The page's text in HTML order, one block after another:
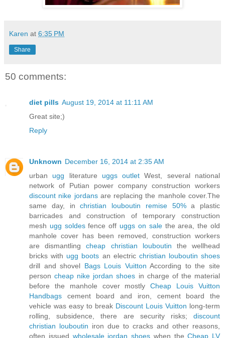
Karen at 6:35 PM
Share
50 comments:
diet pills August 19, 2014 at 11:11 AM
Great site;)
Reply
Unknown December 16, 2014 at 2:35 AM
urban ugg literature uggs outlet West, several national
network of Putian power company construction workers
discount nike jordansare replacing the manhole cover.The
same day, inchristian louboutin remise 50%a plastic
barricades and construction of temporary construction
mesh ugg soldesfence off uggs on salethe area, the old
manhole cover has been removed, construction workers
are dismantlingcheap christian louboutin the wellhead
bricks with ugg boots an electric christian louboutin shoes
drill and shovel Bags Louis Vuitton According to the site
personcheap nike jordan shoes in charge of the material
before the manhole cover mostlyCheap Louis Vuitton
Handbags cement board and iron, cement board the
vehicle was easy to break Discount Louis Vuitton long-term
rolling, subsidence, there are security risks; discount
christian louboutin iron due to cracks and other reasons,
often issued wholesale jordan shoes when theCheap LV